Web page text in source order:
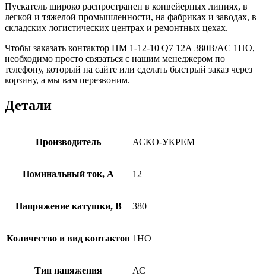
Пускатель широко распространен в конвейерных линиях, в
легкой и тяжелой промышленности, на фабриках и заводах, в
складских логистических центрах и ремонтных цехах.
Чтобы заказать контактор ПМ 1-12-10 Q7 12A 380B/AC 1НО,
необходимо просто связаться с нашим менеджером по
телефону, который на сайте или сделать быстрый заказ через
корзину, а мы вам перезвоним.
Детали
Производитель АСКО-УКРЕМ
Номинальный ток, А 12
Напряжение катушки, В 380
Количество и вид контактов 1НО
Тип напяжения АС